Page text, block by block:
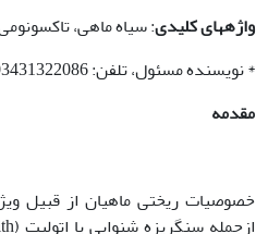
واژه­های کلیدی: سیاه ماهی،
* نویسنده مسئول، تلفن: 03431322086 ، پست الکترونیکی:
مقدمه
خصوصیات ریختی ماهیان از